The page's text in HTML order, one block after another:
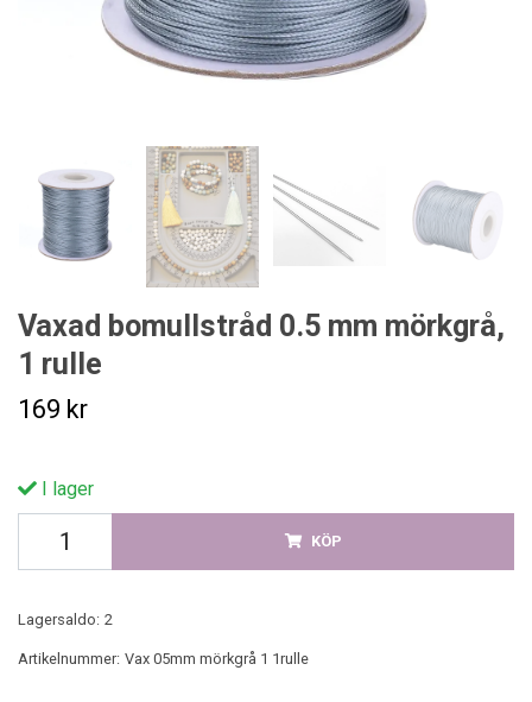
Vaxad bomullstråd 0.5 mm mörkgrå,
1 rulle
169 kr
I lager
KÖP
Lagersaldo: 2
Artikelnummer: Vax 05mm mörkgrå 1 1rulle